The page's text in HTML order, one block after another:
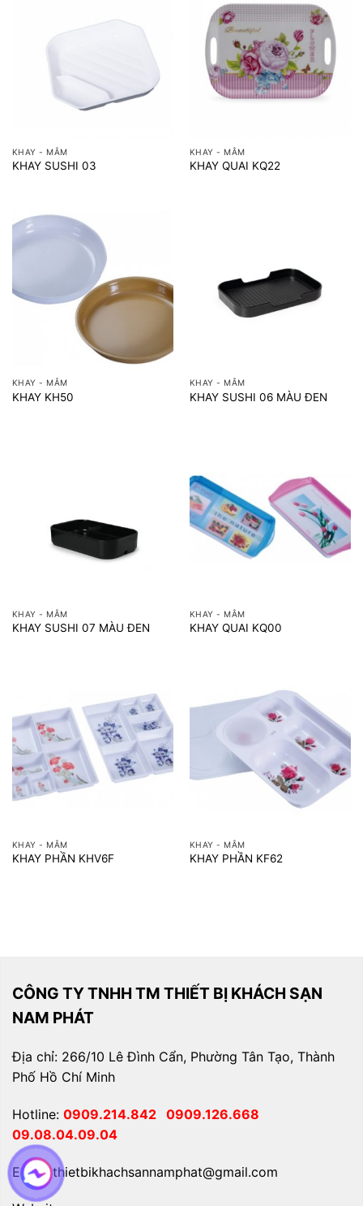
KHAY - MÂM
KHAY SUSHI 03
KHAY - MÂM
KHAY QUAI KQ22
KHAY - MÂM
KHAY KH50
KHAY - MÂM
KHAY SUSHI 06 MÀU ĐEN
KHAY - MÂM
KHAY SUSHI 07 MÀU ĐEN
KHAY - MÂM
KHAY QUAI KQ00
KHAY - MÂM
KHAY PHẦN KHV6F
KHAY - MÂM
KHAY PHẦN KF62
CÔNG TY TNHH TM THIẾT BỊ KHÁCH SẠN
NAM PHÁT
Địa chỉ: 266/10 Lê Đình Cẩn, Phường Tân Tạo, Thành
Phố Hồ Chí Minh
Hotline: 0909.214.842 0909.126.668
09.08.04.09.04
Email: thietbikhachsannamphat@gmail.com